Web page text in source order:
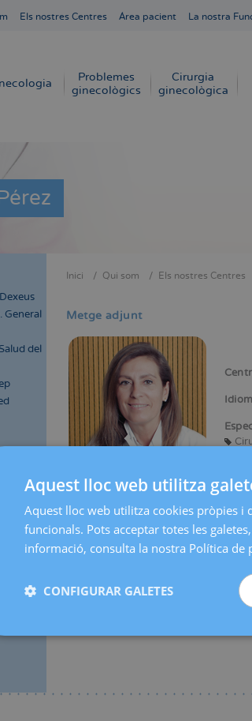
Els nostres Centres Área pacient La nostra
Problemes
ginecològics
Cirurgia
ginecològica
General
del
d'Ariadna
Inici Qui som Els nostres Centres
Metge adjunt
Participa en programes
congressos nacionals i internacionals
Pertinença a societats mèdiques i /
Membre i tresorera de la Sociedad
Española de Ginecología y
Aquest lloc web utilitza
Aquest lloc web utilitza cookies pròpies i
funcionals. Pots acceptar totes les
informació, consulta la nostra Política de
CONFIGURAR GALETES